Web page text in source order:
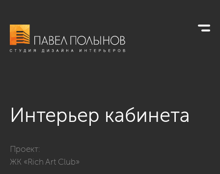
Интерьер кабинета
Проект:
ЖК «Rich Art Club»